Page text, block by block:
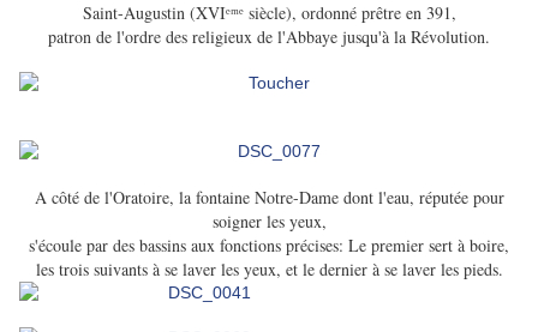
Saint-Augustin (XVIᵉᵐᵉ siècle), ordonné prêtre en 391,
patron de l'ordre des religieux de l'Abbaye jusqu'à la Révolution.
A côté de l'Oratoire, la fontaine Notre-Dame dont l'eau, réputée pour
soigner les yeux,
s'écoule par des bassins aux fonctions précises: Le premier sert à boire,
les trois suivants à se laver les yeux, et le dernier à se laver les pieds.